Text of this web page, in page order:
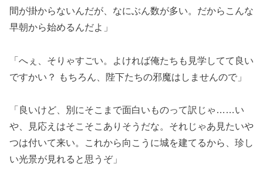
間が掛からないんだが、なにぶん数が多い。だからこんな
早朝から始めるんだよ」
「へぇ、そりゃすごい。よければ俺たちも見学してて良い
ですかい？ もちろん、陛下たちの邪魔はしませんので」
「良いけど、別にそこまで面白いものって訳じゃ……い
や、見応えはそこそこありそうだな。それじゃあ見たいや
つは付いて来い。これから向こうに城を建てるから、珍し
い光景が見れると思うぞ」